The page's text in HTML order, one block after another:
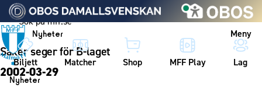
Vidare till innehållet
Nyheter Meny
Biljett Matcher Shop MFF Play Lag
Nyheter
Säker seger för B-laget
2002-03-29